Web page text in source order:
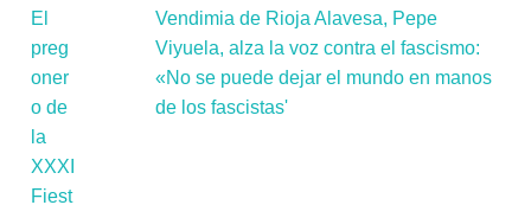
Vendimia de Rioja Alavesa, Pepe
Viyuela, alza la voz contra el fascismo:
«No se puede dejar el mundo en manos
de los fascistas'